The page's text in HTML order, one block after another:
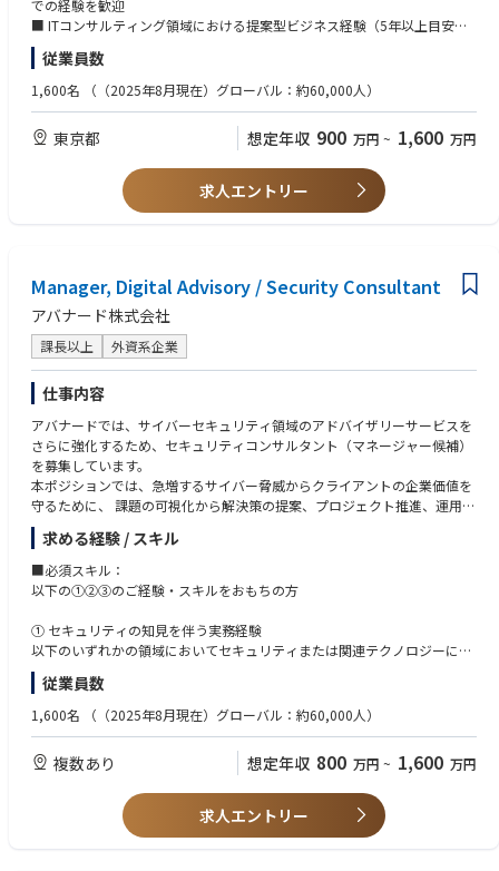
策定
・会社の統合、分割に伴うMicrosoft 365の移行計画立案、および移行の実
施
■M365の運用
■Exchange Server、SharePoint ServerなどのICT基盤、及びそのシステム
基盤となるWindows Server、SQL Serverなどの要件定義・設計・構築
■MIM(または同様のID管理製品)の要件定義・設計・構築
(2)その他
■下記いずれかの資格保有者（現在有効な資格に限る）
- IPA情報処理技術者（プロジェクトマネージャー）
■業務での英語によるコミュニケーション経験（電話・TV会議可能なレベ
【求める人物像】
■提案活動や案件の受注から、要件定義・設計・開発・導入まで一貫して
携わってきた方
■仕事の規模、役割、新しい技術などに対して、継続的に挑戦していきた
い方
■積極的に顧客を導いていくマインドを持ち、行動を起こせる方
■コンプライアンスを遵守し、メンバーの安全、安心に配慮できる方
■周りのメンバーに対して新しい技術や知識を共有してお互いを高めあえ
る方
■年齢、性別、国籍、立場等に関係なく他者に対して常に尊敬の念を持ち
つつ、自身の意見を出せる方
■プロジェクトのファイナンス、スコープ、リソースなどのマネジメント
ができる方
■技術を駆使して顧客の課題解決を行った経験が有る方
たは、そうなりたいと考えている方）
・担当業界・アカウントにおける 経営／事業／IT課題の探索
・課題に基づくソリューション構想および提案ストーリー設計
・提案資料作成およびクライアントとのディスカッションリード
・社内外ステークホルダーを巻き込んだ提案推進
・契約条件の整理、交渉、クロージングまでのプロセス管理
・成果創出に対するオーナーシップを持つ
たうえでの関与・伴走を歓迎します。
み
・コンサルティングファームとは異なり、「考えた価値を、ビジネス成果
として取り切る人が報われる」 評価設計
での経験を歓迎
■ ITコンサルティング領域における提案型ビジネス経験（5年以上目安）
■ クライアント課題を起点とした提案および受注の実績
■ 経営層／意思決定者（CxO・事業責任者等）との折衝経験
■ PowerPoint 等による論理的な提案資料作成能力
【歓迎要件】
■ 戦略／業務／ITコンサルティングファームでの実務経験
■ プロフェッショナルサービス領域における営業経験
■ 特定業界（金融、公共、製造、エネルギー等）に関する深い知見
■ プロジェクトマネジメント経験
【求める人物像】
■ 「売る」よりも、課題を「考え、解き、創り出す」ことに価値を見いだ
せる方
■ 分業体制に依存せず、構想から実行まで一気通貫で成果創出にコミット
できる方
■ 成果と報酬が連動する環境で、自身の市場価値を高めながら成長してい
きたい方
■ クライアントの意思決定に影響を与え、価値ある変革を後押しすること
にやりがいを感じる方
従業員数
1,600名 （（2025年8月現在）グローバル：約60,000人）
東京都 想定年収 900 万円 ~ 1,600 万円
求人エントリー
Manager, Digital Advisory / Security Consultant
アバナード株式会社
課長以上 外資系企業
仕事内容
アバナードでは、サイバーセキュリティ領域のアドバイザリーサービスを
さらに強化するため、セキュリティコンサルタント（マネージャー候補）
を募集しています。
本ポジションでは、急増するサイバー脅威からクライアントの企業価値を
守るために、 課題の可視化から解決策の提案、プロジェクト推進、運用支
援まで幅広く携わっていただきます。
特定領域に閉じずに広い分野に挑戦していただけるため、「専門性を高め
たい」「新しい領域も学びながら成長したい」方に最適な環境です。
担当プロジェクトに応じ、以下の業務をお任せします。
情報システム／セキュリティ課題やリスクの可視化
解決策の検討・評価
導入ロードマップの作成と提案
ソリューション導入プロジェクトの推進
ベンダー選定・提案支援
【2】内部統制支援
ポリシー・規定整備支援
求める経験 / スキル
■必須スキル：
以下の①②③のご経験・スキルをおもちの方
① セキュリティの知見を伴う実務経験
以下のいずれかの領域においてセキュリティまたは関連テクノロジーに実
務で携わった経験がおありの方
・セキュリティや IT システムに関するコンサルティング経験
- ITコンサル、セキュリティコンサル、セキュリティベンダーなど
でのシステム開発経験
・事業会社でのセキュリティまたは IT システムに関する運用経験
・エンジニア（ITアーキテクトなど）としての技術領域に関する専門経験
・技術領域に関するコンサルティング業務経験
従業員数
1,600名 （（2025年8月現在）グローバル：約60,000人）
複数あり 想定年収 800 万円 ~ 1,600 万円
求人エントリー